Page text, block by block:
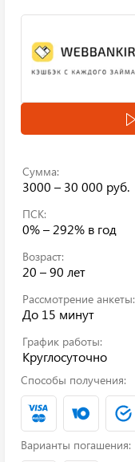
Сумма:
3000 – 30 000 руб.
ПСК:
0% – 292% в год
Возраст:
20 – 90 лет
Рассмотрение анкеты:
До 15 минут
График работы:
Круглосуточно
Способы получения:
Варианты погашения: